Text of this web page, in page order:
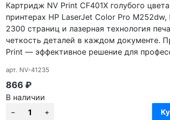
Картридж NV Print CF401X голубого
принтерах HP LaserJet Color Pro
2300 страниц и лазерная технология
четкость деталей в каждом документе.
Print — эффективное решение для
арт. NV-41235
866 ₽
В наличии